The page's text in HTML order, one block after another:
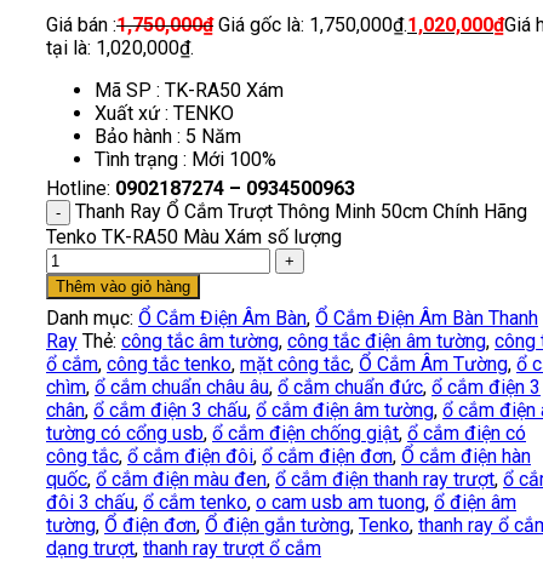
Giá bán :1,750,000₫ Giá gốc là: 1,750,000₫.1,020,000₫Giá
tại là: 1,020,000₫.
Mã SP : TK-RA50 Xám
Xuất xứ : TENKO
Bảo hành : 5 Năm
Tình trạng : Mới 100%
Hotline: 0902187274 – 0934500963
Thanh Ray Ổ Cắm Trượt Thông Minh 50cm Chính Hãng
Tenko TK-RA50 Màu Xám số lượng
Thêm vào giỏ hàng
Danh mục: Ổ Cắm Điện Âm Bàn, Ổ Cắm Điện Âm Bàn Thanh
Ray Thẻ: công tắc âm tường, công tắc điện âm tường, công
ổ cắm, công tắc tenko, mặt công tắc, Ổ Cắm Âm Tường, ổ
chìm, ổ cắm chuẩn châu âu, ổ cắm chuẩn đức, ổ cắm điện 3
chân, ổ cắm điện 3 chấu, ổ cắm điện âm tường, ổ cắm điện
tường có cổng usb, ổ cắm điện chống giật, ổ cắm điện có
công tắc, ổ cắm điện đôi, ổ cắm điện đơn, Ổ cắm điện hàn
quốc, ổ cắm điện màu đen, ổ cắm điện thanh ray trượt, ổ
đôi 3 chấu, ổ cắm tenko, o cam usb am tuong, ổ điện âm
tường, Ổ điện đơn, Ổ điện gắn tường, Tenko, thanh ray ổ
dạng trượt, thanh ray trượt ổ cắm